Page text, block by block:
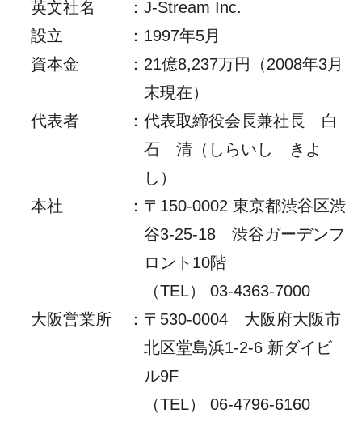
英文社名
： J-Stream Inc.
設立
： 1997年5月
資本金
： 21億8,237万円（2008年3月
末現在）
代表者
： 代表取締役会長兼社長 白
石 清（しらいし きよ
し）
本社
： 〒150-0002 東京都渋谷区渋
谷3-25-18 渋谷ガーデンフ
ロント10階
（TEL） 03-4363-7000
大阪営業所
： 〒530-0004 大阪府大阪市
北区堂島浜1-2-6 新ダイビ
ル9F
（TEL） 06-4796-6160